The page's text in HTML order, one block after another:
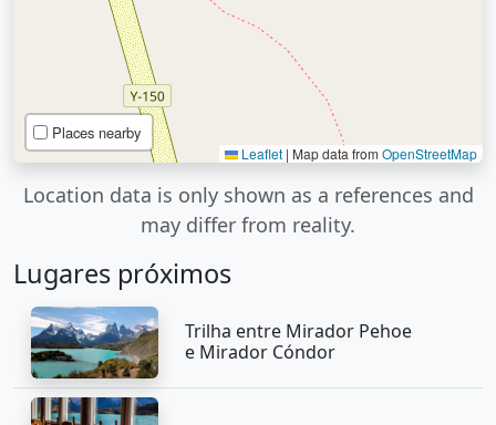
Places nearby
Leaflet | Map data from OpenStreetMap
Location data is only shown as a references and
may differ from reality.
Lugares próximos
Trilha entre Mirador Pehoe
e Mirador Cóndor